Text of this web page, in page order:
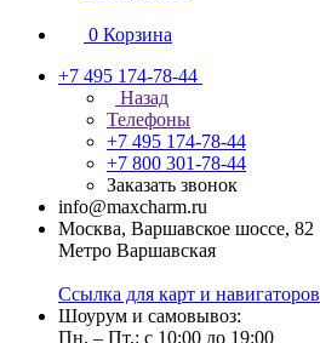
0 Корзина
+7 495 174-78-44
Назад
Телефоны
+7 495 174-78-44
+7 800 301-78-44
Заказать звонок
info@maxcharm.ru
Москва, Варшавское шоссе, 82
Метро Варшавская
Ссылка для карт и навигаторов
Шоурум и самовывоз:
Пн. – Пт.: с 10:00 до 19:00